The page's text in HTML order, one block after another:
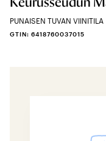
PUNAISEN TUVAN VIINITILA
GTIN: 6418760037015